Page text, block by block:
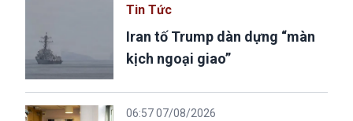
Tin Tức
Iran tố Trump dàn dựng “màn
kịch ngoại giao”
06:57 07/08/2026